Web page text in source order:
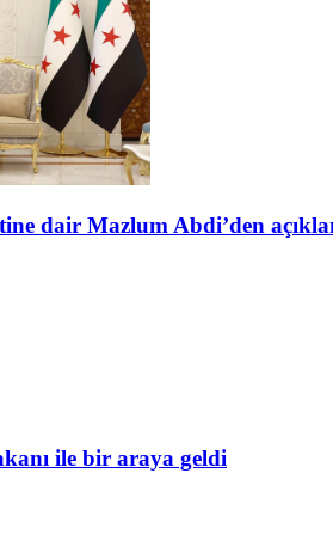
dair Mazlum Abdi’den
ile bir araya geldi